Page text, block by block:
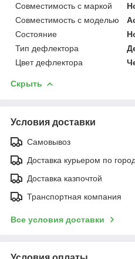
Совместимость с маркой
Совместимость с моделью
Состояние
Тип дефлектора
Цвет дефлектора
Скрыть
Условия доставки
Самовывоз
Доставка курьером по
Доставка казпочтой
Транспортная компания
Все условия доставки